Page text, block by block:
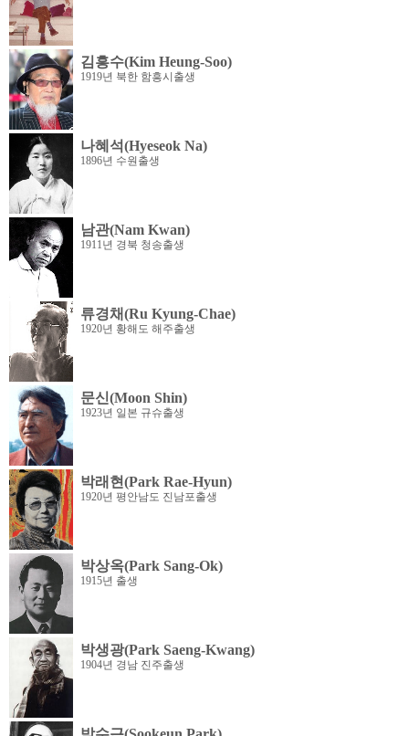
김흥수(Kim Heung-Soo)
1919년 북한 함흥시출생
나혜석(Hyeseok Na)
1896년 수원출생
남관(Nam Kwan)
1911년 경북 청송출생
류경채(Ru Kyung-Chae)
1920년 황해도 해주출생
문신(Moon Shin)
1923년 일본 규슈출생
박래현(Park Rae-Hyun)
1920년 평안남도 진남포출생
박상옥(Park Sang-Ok)
1915년 출생
박생광(Park Saeng-Kwang)
1904년 경남 진주출생